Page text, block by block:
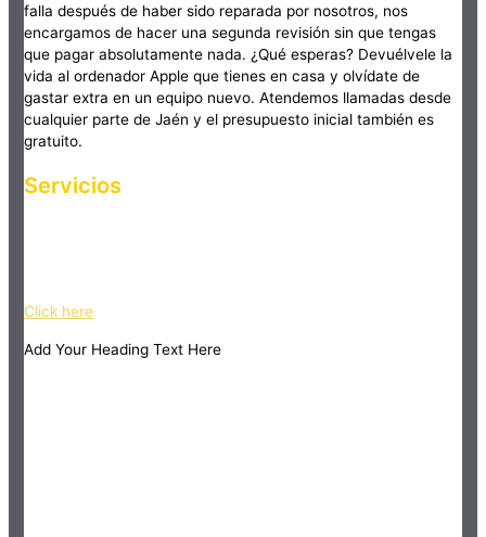
falla después de haber sido reparada por nosotros, nos
encargamos de hacer una segunda revisión sin que tengas
que pagar absolutamente nada. ¿Qué esperas? Devuélvele la
vida al ordenador Apple que tienes en casa y olvídate de
gastar extra en un equipo nuevo. Atendemos llamadas desde
cualquier parte de Jaén y el presupuesto inicial también es
gratuito.
Servicios
Click here
Add Your Heading Text Here